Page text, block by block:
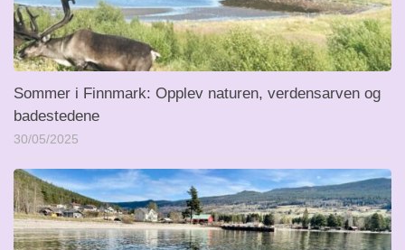
Sommer i Finnmark: Opplev naturen, verdensarven og
badestedene
30/05/2025